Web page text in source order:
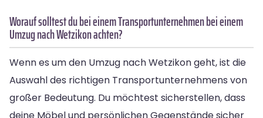
Worauf solltest du bei einem Transportunternehmen bei einem
Umzug nach Wetzikon achten?
Wenn es um den Umzug nach Wetzikon geht, ist die
Auswahl des richtigen Transportunternehmens von
großer Bedeutung. Du möchtest sicherstellen, dass
deine Möbel und persönlichen Gegenstände sicher